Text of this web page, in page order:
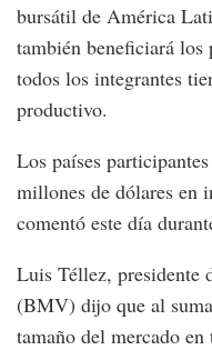
bursátil de América
también beneficiará los
todos los integrantes
productivo.
Los países
millones de dólares en
comentó este día
Luis Téllez, presidente
(BMV) dijo que al
tamaño del mercado